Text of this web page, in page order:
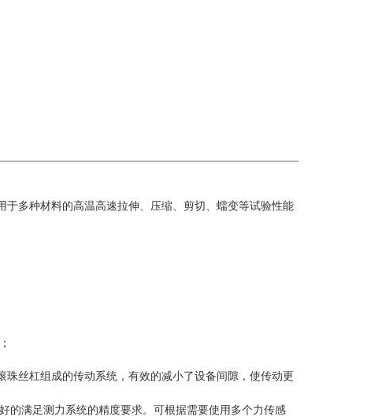
于多种材料的高温高速拉伸、压缩、剪切、蠕变等试验性能
；
丝杠组成的传动系统，有效的减小了设备间隙，使传动更
的满足测力系统的精度要求。可根据需要使用多个力传感